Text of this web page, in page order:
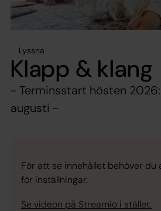
Lyssna
Klapp & klang
- Terminsstart hösten 2026:
augusti -
För att se innehållet behöver du
för inställningar.
Se videon på Streamio i stället.